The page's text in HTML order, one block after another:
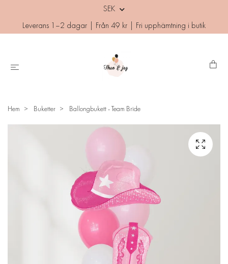
SEK
Leverans 1–2 dagar | Från 49 kr | Fri upphämtning i butik
Hem Buketter Ballongbukett - Team Bride